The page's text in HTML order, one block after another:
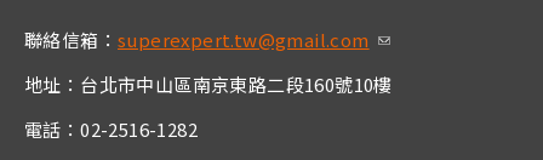
聯絡信箱： superexpert.tw@gmail.com (link sends e-m
地址：台北市中山區南京東路二段160號10樓
電話：02-2516-1282